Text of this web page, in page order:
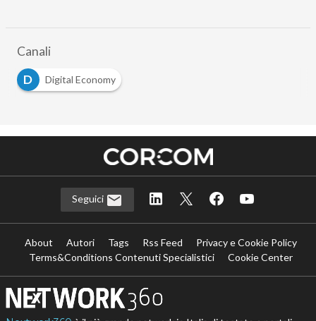
Canali
D
Digital Economy
Seguici
About Autori Tags Rss Feed
Privacy e Cookie Policy
Terms&Conditions Contenuti Specialistici
Cookie Center